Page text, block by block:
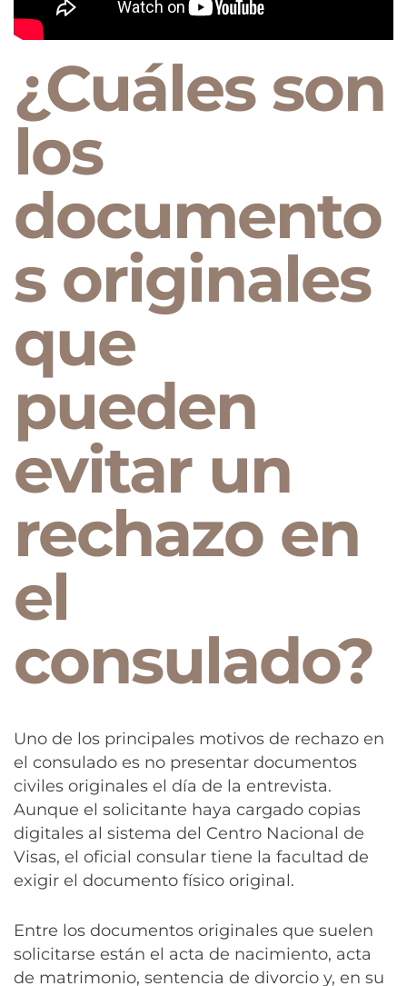
¿Cuáles son
los
documento
s originales
que
pueden
evitar un
rechazo en
el
consulado?
Uno de los principales motivos de rechazo en
el consulado es no presentar documentos
civiles originales el día de la entrevista.
Aunque el solicitante haya cargado copias
digitales al sistema del Centro Nacional de
Visas, el oficial consular tiene la facultad de
exigir el documento físico original.
Entre los documentos originales que suelen
solicitarse están el acta de nacimiento, acta
de matrimonio, sentencia de divorcio y, en su